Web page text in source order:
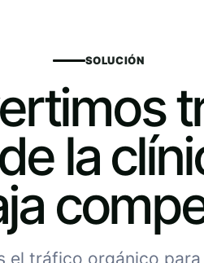
SOLUCIÓN
la
el tráfico orgánico